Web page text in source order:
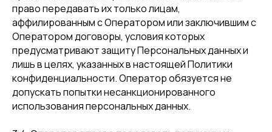
право передавать их только лицам,
аффилированным с Оператором или заключившим с
Оператором договоры, условия которых
предусматривают защиту Персональных данных и
лишь в целях, указанных в настоящей Политики
конфиденциальности. Оператор обязуется не
допускать попытки несанкционированного
использования персональных данных.